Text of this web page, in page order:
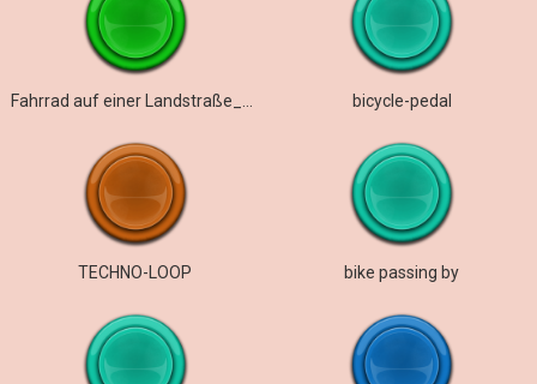
bicycle-pedal
TECHNO-LOOP bike passing by